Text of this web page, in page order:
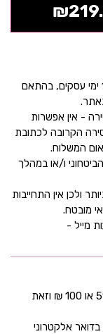
₪
1. החברה תדאג לאספקת המוצר ללקוח'ה, עד 14 ימי עסקים, בהתאם
- אין אפשרות
הקרובה לכתובת
המשלוח.
ו/או במהלך
ולכן אין התחייבות
מובטח.
מייל -
מדיניות ביטול היא מיום קבלת המוצר ודמי ביטול 5% או 100 ₪ וזאת
אלקטרוני